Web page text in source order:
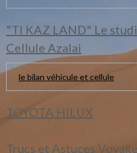
"TI KAZ LAND" Le
Cellule Azalai
le bilan véhicule et cellule
TOYOTA HILUX
Trucs et Astuces